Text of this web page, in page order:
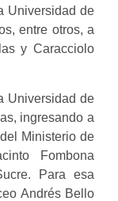
Universidad de
entre otros, a
y Caracciolo
Universidad de
ingresando a
Ministerio de
Fombona
Para esa
Andrés Bello